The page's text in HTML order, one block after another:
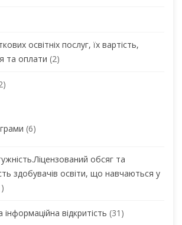
освітніх послуг, їх вартість,
та оплати (2)
(6)
обсяг та
здобувачів освіти, що навчаються у
інформаційна відкритість (31)